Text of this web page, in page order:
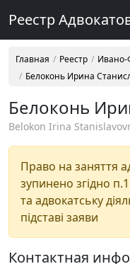
Реестр
Главная Реестр Ивано-
Белоконь Ирина
Белоконь
Belokon Irina
Право на заняття
зупинено згідно
та адвокатську
підставі заяви
Контактная